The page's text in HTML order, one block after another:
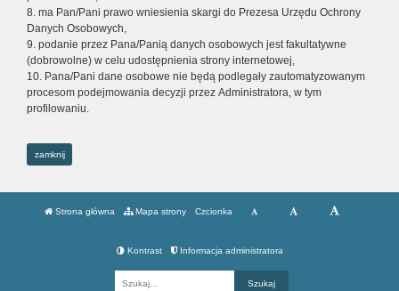
8. ma Pan/Pani prawo wniesienia skargi do Prezesa Urzędu Ochrony
Danych Osobowych,
9. podanie przez Pana/Panią danych osobowych jest fakultatywne
(dobrowolne) w celu udostępnienia strony internetowej,
10. Pana/Pani dane osobowe nie będą podlegały zautomatyzowanym
procesom podejmowania decyzji przez Administratora, w tym
profilowaniu.
zamknij
Strona główna Mapa strony Czcionka
Kontrast Informacja administratora